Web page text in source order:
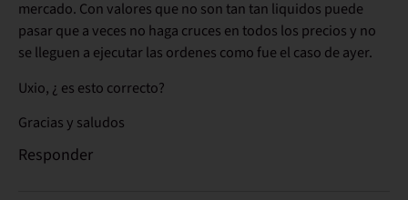
mercado. Con valores que no son tan tan liquidos puede
pasar que a veces no haga cruces en todos los precios y no
se lleguen a ejecutar las ordenes como fue el caso de ayer.
Uxio, ¿ es esto correcto?
Gracias y saludos
Responder